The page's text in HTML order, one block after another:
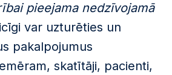
pieejama nedzīvojamā
var uzturēties un
pakalpojumus
skatītāji, pacienti,